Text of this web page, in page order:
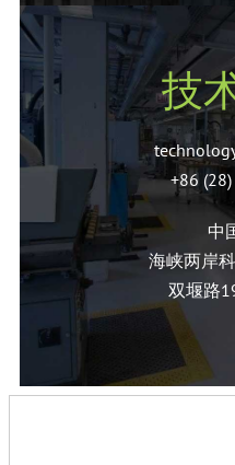
技
+86
中
海峡两岸
双堰路